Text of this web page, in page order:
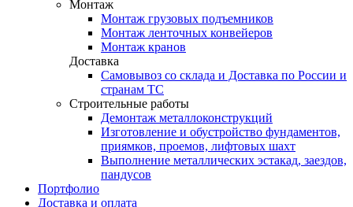
Монтаж
Монтаж грузовых подъемников
Монтаж ленточных конвейеров
Монтаж кранов
Доставка
Самовывоз со склада и Доставка по России и
странам ТС
Строительные работы
Демонтаж металлоконструкций
Изготовление и обустройство фундаментов,
приямков, проемов, лифтовых шахт
Выполнение металлических эстакад, заездов,
пандусов
Портфолио
Доставка и оплата